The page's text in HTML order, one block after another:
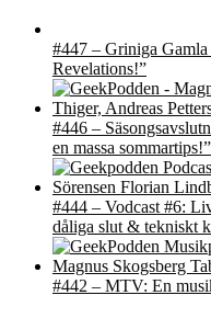
#447 – Griniga Gamla
Revelations!”
#446 –
en massa sommartips!”
#444 – Vodcast #6:
dåliga slut & tekniskt
#442 – MTV: En